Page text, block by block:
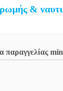
&
παραγγελίας min